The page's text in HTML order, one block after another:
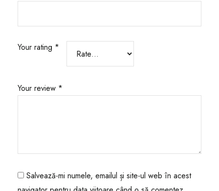
Your rating *
Your review *
Salvează-mi numele, emailul și site-ul web în acest